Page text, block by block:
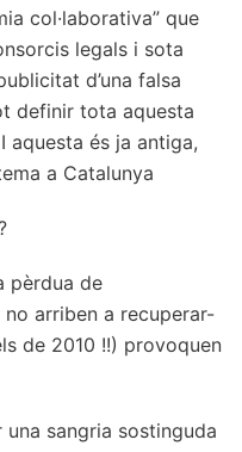
col·laborativa” que
legals i sota
d’una falsa
definir tota aquesta
aquesta és ja antiga,
a Catalunya
pèrdua de
arriben a recuperar-
de 2010 !!) provoquen
una sangria sostinguda